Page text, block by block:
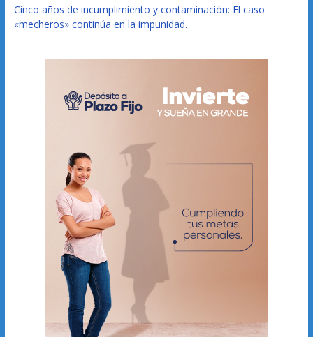
Cinco años de incumplimiento y contaminación: El caso
«mecheros» continúa en la impunidad.